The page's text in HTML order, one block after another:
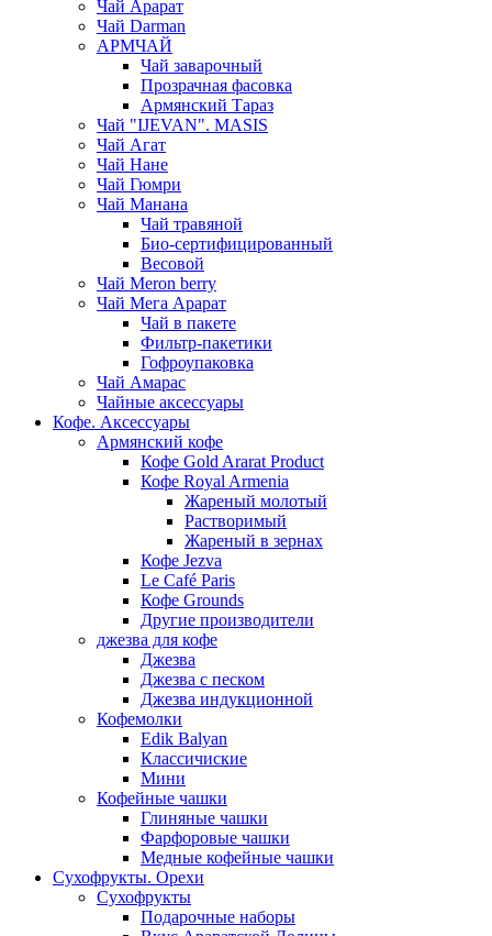
Чай Арарат
Чай Darman
АРМЧАЙ
Чай заварочный
Прозрачная фасовка
Армянский Тараз
Чай "IJEVAN". MASIS
Чай Агат
Чай Нане
Чай Гюмри
Чай Манана
Чай травяной
Био-сертифицированный
Весовой
Чай Meron berry
Чай Мега Арарат
Чай в пакете
Фильтр-пакетики
Гофроупаковка
Чай Амарас
Чайные аксессуары
Кофе. Аксессуары
Армянский кофе
Кофе Gold Ararat Product
Кофе Royal Armenia
Жареный молотый
Растворимый
Жареный в зернах
Кофе Jezva
Le Café Paris
Кофе Grounds
Другие производители
джезва для кофе
Джезва
Джезва с песком
Джезва индукционной
Кофемолки
Edik Balyan
Классичиские
Мини
Кофейные чашки
Глиняные чашки
Фарфоровые чашки
Медные кофейные чашки
Сухофрукты. Орехи
Сухофрукты
Подарочные наборы